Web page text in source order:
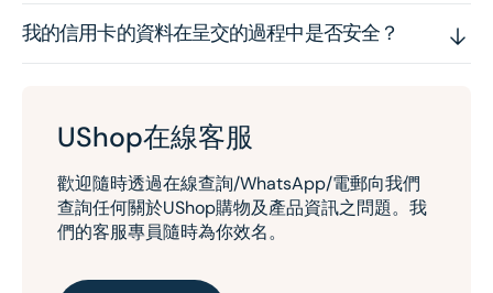
我的信用卡的資料在呈交的過程中是否安全？
UShop在線客服
歡迎隨時透過在線查詢/WhatsApp/電郵向我們
查詢任何關於UShop購物及產品資訊之問題。我
們的客服專員隨時為你效名。